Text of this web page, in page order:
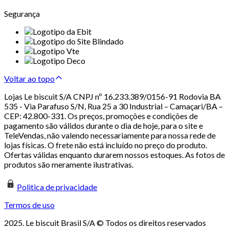
Segurança
Voltar ao topo
Lojas Le biscuit S/A CNPJ nº 16.233.389/0156-91 Rodovia BA
535 - Via Parafuso S/N, Rua 25 a 30 Industrial – Camaçari/BA –
CEP: 42.800-331. Os preços, promoções e condições de
pagamento são válidos durante o dia de hoje, para o site e
TeleVendas, não valendo necessariamente para nossa rede de
lojas físicas. O frete não está incluído no preço do produto.
Ofertas válidas enquanto durarem nossos estoques. As fotos de
produtos são meramente ilustrativas.
Politica de privacidade
Termos de uso
2025. Le biscuit Brasil S/A © Todos os direitos reservados